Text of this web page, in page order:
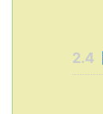
2.4